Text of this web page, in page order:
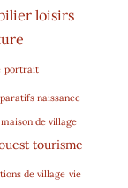
loisirs
portrait
naissance
de village
tourisme
de village vie